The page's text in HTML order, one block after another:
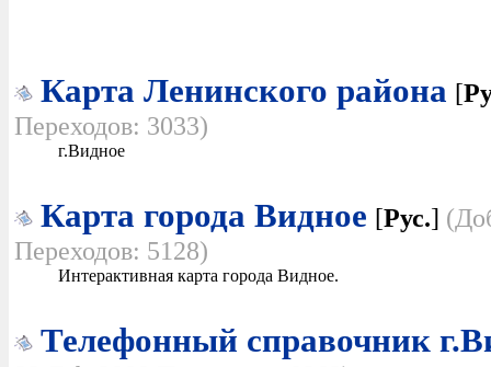
Карта Ленинского района [
Переходов: 3033)
г.Видное
Карта города Видное [Рус.]
Переходов: 5128)
Интерактивная карта города Видное.
Телефонный справочник